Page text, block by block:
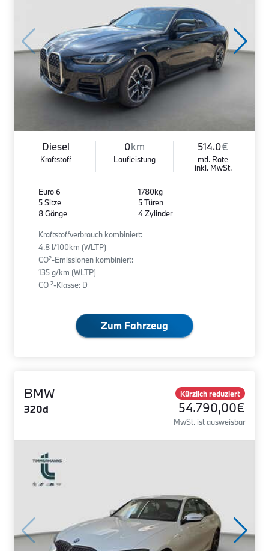
Diesel
Kraftstoff
0km
Laufleistung
514.0€
mtl. Rate
inkl. MwSt.
Euro 6
5 Sitze
8 Gänge
1780kg
5 Türen
4 Zylinder
Kraftstoffverbrauch kombiniert:
4.8 l/100km (WLTP)
CO2-Emissionen kombiniert:
135 g/km (WLTP)
CO 2-Klasse: D
Zum Fahrzeug
BMW
320d
Kürzlich reduziert
54.790,00€
MwSt. ist ausweisbar